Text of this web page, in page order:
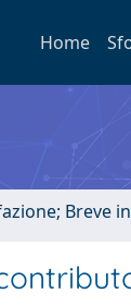
Home
Breve